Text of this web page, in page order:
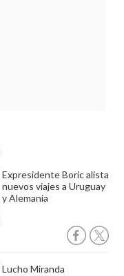
Expresidente Boric alista
nuevos viajes a Uruguay
y Alemania
Lucho Miranda